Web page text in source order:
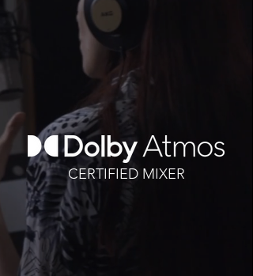
CERTIFIED MIXER